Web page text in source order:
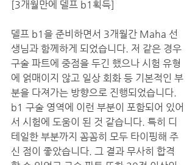
[3개월만에 델프 b1획득]
델프 b1을 준비하면서 3개월간 Maha 선
생님과 함께하게 되었습니다. 저 같은 경우
구술 파트에 중점을 두긴 했으나 시험 유형
에 얽매이지 않고 일상 회화 등 기본적인 부
분을 다져가는 방향으로 진행되었습니다.
b1 구술 영역에 이런 부분이 포함되어 있어
서 시험에 도움이 된 것 같습니다. 특히 디
테일한 부분까지 꼼꼼히 모두 타이핑해 주
신 점이 좋았습니다. 그 결과 무사히 합격